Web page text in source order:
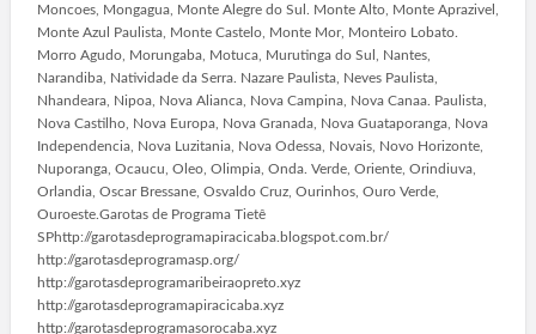
Moncoes, Mongagua, Monte Alegre do Sul. Monte Alto, Monte Aprazivel,
Monte Azul Paulista, Monte Castelo, Monte Mor, Monteiro Lobato.
Morro Agudo, Morungaba, Motuca, Murutinga do Sul, Nantes,
Narandiba, Natividade da Serra. Nazare Paulista, Neves Paulista,
Nhandeara, Nipoa, Nova Alianca, Nova Campina, Nova Canaa. Paulista,
Nova Castilho, Nova Europa, Nova Granada, Nova Guataporanga, Nova
Independencia, Nova Luzitania, Nova Odessa, Novais, Novo Horizonte,
Nuporanga, Ocaucu, Oleo, Olimpia, Onda. Verde, Oriente, Orindiuva,
Orlandia, Oscar Bressane, Osvaldo Cruz, Ourinhos, Ouro Verde,
Ouroeste.Garotas de Programa Tietê
SPhttp://garotasdeprogramapiracicaba.blogspot.com.br/
http://garotasdeprogramasp.org/
http://garotasdeprogramaribeiraopreto.xyz
http://garotasdeprogramapiracicaba.xyz
http://garotasdeprogramasorocaba.xyz